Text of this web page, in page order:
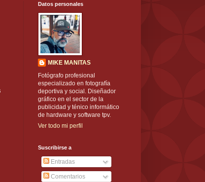
Datos personales
MIKE MANITAS
Fotógrafo profesional
especializado en fotografía
deportiva y social. Diseñador
gráfico en el sector de la
publicidad y ténico informático
de hardware y software tpv.
Ver todo mi perfil
Suscribirse a
Entradas
Comentarios